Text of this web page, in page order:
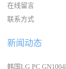
在线留言
联系方式
新闻动态
韩国LG PC